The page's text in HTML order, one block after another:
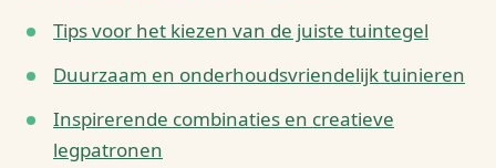
Tips voor het kiezen van de juiste tuintegel
Duurzaam en onderhoudsvriendelijk tuinieren
Inspirerende combinaties en creatieve
legpatronen